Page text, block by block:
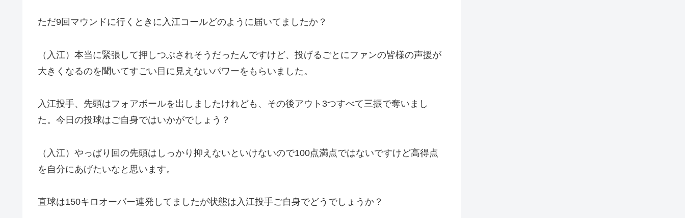
ただ9回マウンドに行くときに入江コールどのように届いてましたか？
（入江）本当に緊張して押しつぶされそうだったんですけど、投げるごとにファンの皆様の声援が
大きくなるのを聞いてすごい目に見えないパワーをもらいました。
入江投手、先頭はフォアボールを出しましたけれども、その後アウト3つすべて三振で奪いまし
た。今日の投球はご自身ではいかがでしょう？
（入江）やっぱり回の先頭はしっかり抑えないといけないので100点満点ではないですけど高得点
を自分にあげたいなと思います。
直球は150キロオーバー連発してましたが状態は入江投手ご自身でどうでしょうか？